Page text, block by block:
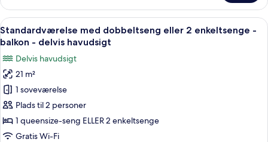
med
dobbeltseng
eller
2
-
balkon
Indlæs
alle
af
Standardværelse
med
dobbeltseng
eller
2
Et moderne hotelværelse med en
6
Standardværelse med dobbeltseng eller 2 enkeltsenge -
balkon - delvis havudsigt
Delvis havudsigt
21 m²
1 soveværelse
Plads til 2 personer
1 queensize-seng ELLER 2 enkeltsenge
Gratis Wi-Fi